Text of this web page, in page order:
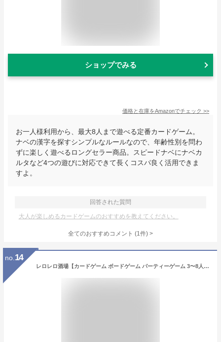
ショップでみる
価格と在庫をAmazonでチェック >>
お一人様利用から、最大8人まで遊べる定番カードゲーム。
ナベの漢字を探すシンプルなルールなので、年齢性別を問わ
ずに楽しく遊べるロングセラー商品。スピードナベにナベカ
ルタなど4つの遊びに対応できて長くコスパ良く活用できま
すよ。
回答された質問
大人が楽しめるカードゲームのおすすめを教えてください。
全てのおすすめコメント (1件) >
no. 14
レロレロ酒場【カードゲーム ボードゲーム パーティーゲーム 3〜8人プレイ 12歳以上 カルタ 子供〜大人まで 親子 家族 友達 小学生】小型宅配便発送 送料無料 マジックナイト BE639812